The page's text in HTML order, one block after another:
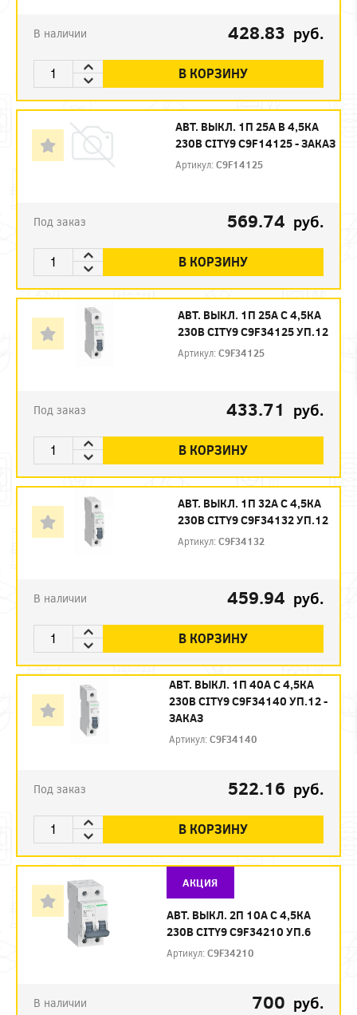
В наличии 428.83 руб.
В КОРЗИНУ
АВТ. ВЫКЛ. 1П 25А B 4,5КА
230В CITY9 C9F14125 - ЗАКАЗ
Артикул:C9F14125
Под заказ 569.74 руб.
В КОРЗИНУ
АВТ. ВЫКЛ. 1П 25А С 4,5КА
230В CITY9 C9F34125 УП.12
Артикул:C9F34125
Под заказ 433.71 руб.
В КОРЗИНУ
АВТ. ВЫКЛ. 1П 32А С 4,5КА
230В CITY9 C9F34132 УП.12
Артикул:C9F34132
В наличии 459.94 руб.
В КОРЗИНУ
АВТ. ВЫКЛ. 1П 40А С 4,5КА
230В CITY9 C9F34140 УП.12 -
ЗАКАЗ
Артикул:C9F34140
Под заказ 522.16 руб.
В КОРЗИНУ
АКЦИЯ
АВТ. ВЫКЛ. 2П 10А С 4,5КА
230В CITY9 C9F34210 УП.6
Артикул:C9F34210
В наличии 700 руб.